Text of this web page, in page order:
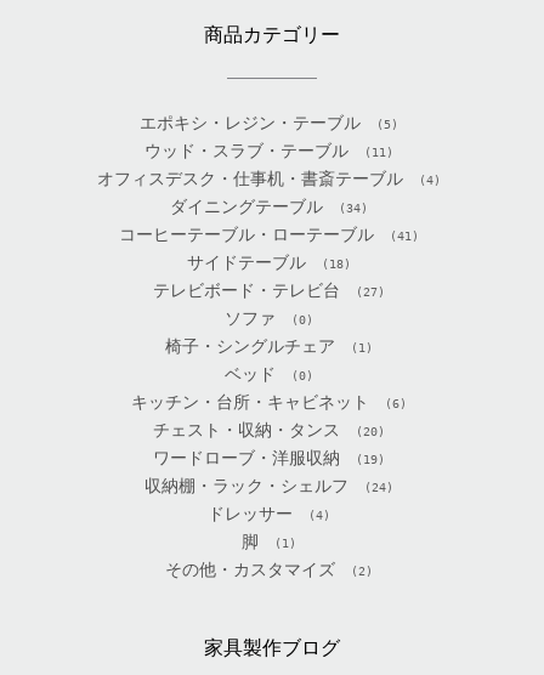
商品カテゴリー
エポキシ・レジン・テーブル (5)
ウッド・スラブ・テーブル (11)
オフィスデスク・仕事机・書斎テーブル (4)
ダイニングテーブル (34)
コーヒーテーブル・ローテーブル (41)
サイドテーブル (18)
テレビボード・テレビ台 (27)
ソファ (0)
椅子・シングルチェア (1)
ベッド (0)
キッチン・台所・キャビネット (6)
チェスト・収納・タンス (20)
ワードローブ・洋服収納 (19)
収納棚・ラック・シェルフ (24)
ドレッサー (4)
脚 (1)
その他・カスタマイズ (2)
家具製作ブログ